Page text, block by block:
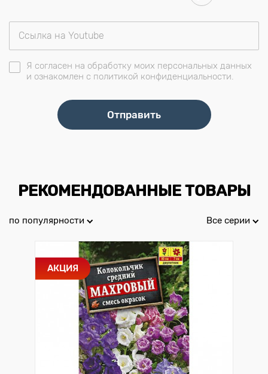
Я согласен на обработку моих персональных данных
и ознакомлен с политикой конфиденциальности.
РЕКОМЕНДОВАННЫЕ ТОВАРЫ
по популярности Все серии
АКЦИЯ